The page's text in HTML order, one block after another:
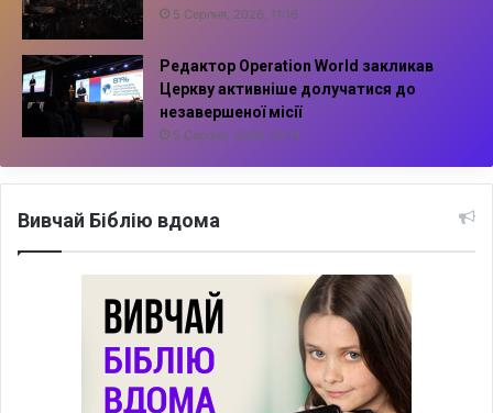
5 Серпня, 2026, 11:16
Редактор Operation World закликав
Церкву активніше долучатися до
незавершеної місії
5 Серпня, 2026, 10:14
Вивчай Біблію вдома